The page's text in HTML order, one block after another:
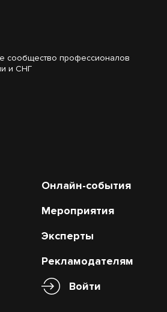
сообщество профессионалов
и СНГ
Онлайн-события
Мероприятия
Эксперты
Рекламодателям
Войти